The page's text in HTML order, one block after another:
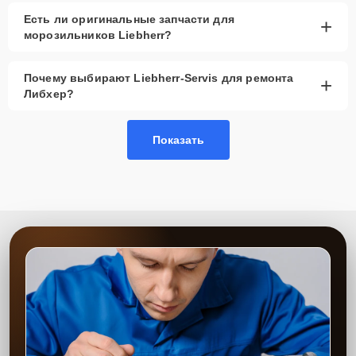
Для оперативного ремонта вашей техники нужно:
запросить обратный звонок через Форму заявки
для быстрого уточнения деталей.
Привезти устройство в ближайший центр или
передать аппарат курьеру службы доставки,
дождаться результатов диагностики и принять
курьерской доставкой.
При необходимости клиент может воспользоваться услугой
вызова мастера для проведения диагностики и ремонта в
желаемом месте и удобное время.
Какие предоставляются
гарантии
Есть ли оригинальные запчасти для
морозильников Liebherr?
+
Почему выбирают Liebherr-Servis для ремонта
Либхер?
+
Показать